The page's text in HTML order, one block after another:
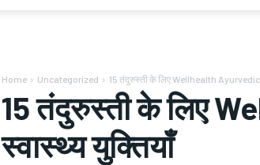
Home Uncategorized 15 तंदुरुस्ती के लिए Wellhealth
15 तंदुरुस्ती के लिए
स्वास्थ्य युक्तियाँ